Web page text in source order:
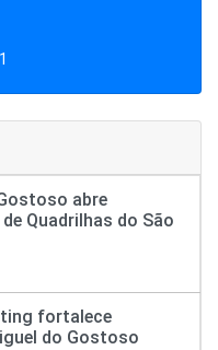
abre
Quadrilhas do São
fortalece
do Gostoso